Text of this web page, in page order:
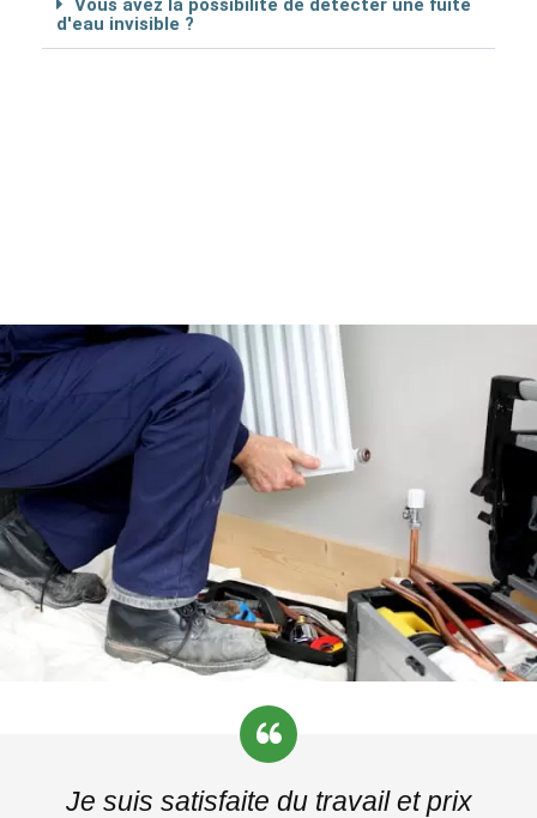
d'eau invisible ?
Je suis satisfaite du travail et prix